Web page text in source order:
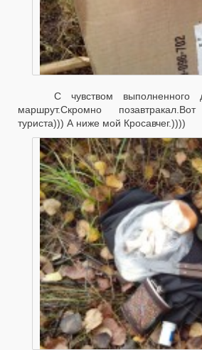
С чувством выполненного
маршрут.Скромно
туриста))) А ниже мой Кросавчег.))))